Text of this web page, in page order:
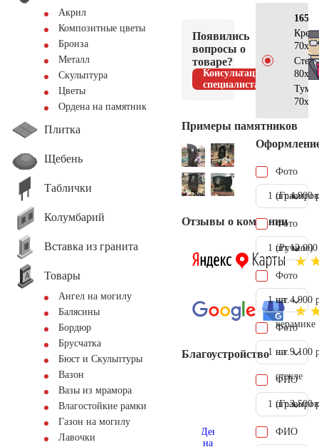
Акрил
Композитные цветы
Бронза
Металл
Скульптура
Цветы
Ордена на памятник
Плитка
Щебень
Таблички
Колумбарий
Вставка из гранита
Товары
Ангел на могилу
Балясины
Бордюр
Брусчатка
Бюст и Скульптуры
Вазон
Вазы из мрамора
Влагостойкие рамки
Газон на могилу
Лавочки
Появились
вопросы о
товаре?
Консультация
специалиста
Примеры памятников
Отзывы о компании
Благоустройство
Фото
1 шт.4.900
Фото
(Ручное)
1 шт.
Фото
на
керамике
1 шт. 4.900
Фото
на
стекле
1 шт. 9.100
ФИО
1 шт.3.500
ФИО